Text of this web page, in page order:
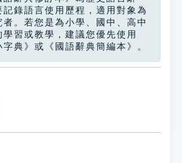
記錄語言使用歷程，適用對象為
者。若您是為小學、國中、高中
學習或教學，建議您優先使用
字典》或《國語辭典簡編本》。